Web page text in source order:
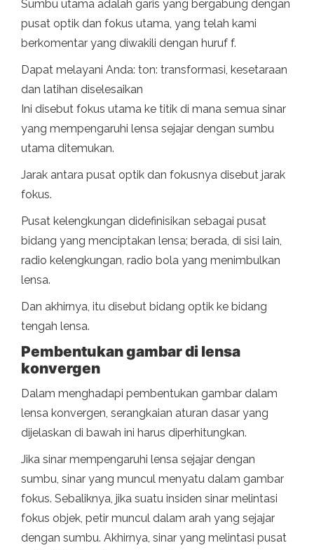
Sumbu utama adalah garis yang bergabung dengan
pusat optik dan fokus utama, yang telah kami
berkomentar yang diwakili dengan huruf f.
Dapat melayani Anda: ton: transformasi, kesetaraan
dan latihan diselesaikan
Ini disebut fokus utama ke titik di mana semua sinar
yang mempengaruhi lensa sejajar dengan sumbu
utama ditemukan.
Jarak antara pusat optik dan fokusnya disebut jarak
fokus.
Pusat kelengkungan didefinisikan sebagai pusat
bidang yang menciptakan lensa; berada, di sisi lain,
radio kelengkungan, radio bola yang menimbulkan
lensa.
Dan akhirnya, itu disebut bidang optik ke bidang
tengah lensa.
Pembentukan gambar di lensa
konvergen
Dalam menghadapi pembentukan gambar dalam
lensa konvergen, serangkaian aturan dasar yang
dijelaskan di bawah ini harus diperhitungkan.
Jika sinar mempengaruhi lensa sejajar dengan
sumbu, sinar yang muncul menyatu dalam gambar
fokus. Sebaliknya, jika suatu insiden sinar melintasi
fokus objek, petir muncul dalam arah yang sejajar
dengan sumbu. Akhirnya, sinar yang melintasi pusat